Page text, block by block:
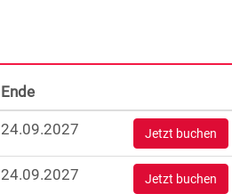
Ende
24.09.2027 Jetzt buchen
24.09.2027 Jetzt buchen